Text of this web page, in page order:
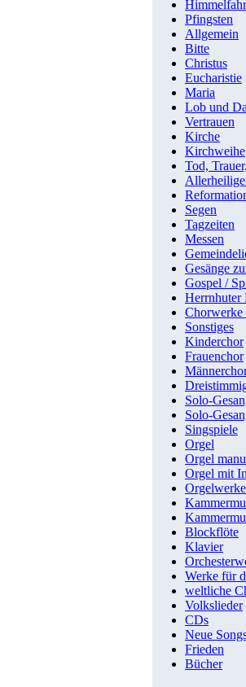
Pfingsten
Allgemein
Bitte
Christus
Eucharistie
Maria
Lob und
Vertrauen
Kirche
Kirchweihe
Tod,
Segen
Tagzeiten
Messen
Gesänge
Gospel /
Herrnhuter
Chorwerke
Sonstiges
Kinderchor
Frauenchor
Solo-
Solo-
Singspiele
Orgel
Orgel
Orgel mit
Blockflöte
Klavier
Werke für
weltliche
Volkslieder
CDs
Neue
Frieden
Bücher